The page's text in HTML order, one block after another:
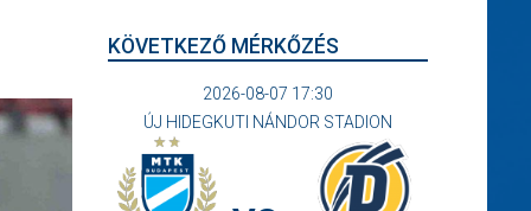
KÖVETKEZŐ MÉRKŐZÉS
2026-08-07 17:30
ÚJ HIDEGKUTI NÁNDOR STADION